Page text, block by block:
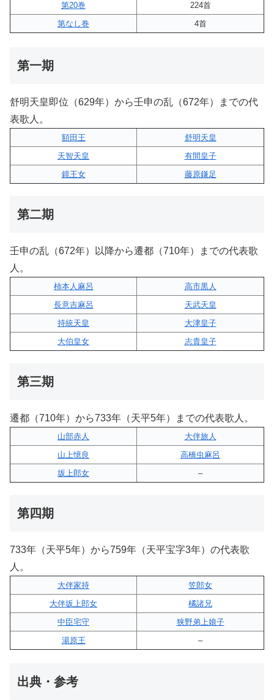
第20巻
224首
第なし巻
4首
第一期
舒明天皇即位（629年）から壬申の乱（672年）までの代
表歌人。
額田王
舒明天皇
天智天皇
有間皇子
鏡王女
藤原鎌足
第二期
壬申の乱（672年）以降から遷都（710年）までの代表歌
人。
柿本人麻呂
高市黒人
長意吉麻呂
天武天皇
持統天皇
大津皇子
大伯皇女
志貴皇子
第三期
遷都（710年）から733年（天平5年）までの代表歌人。
山部赤人
大伴旅人
山上憶良
高橋虫麻呂
坂上郎女
–
第四期
733年（天平5年）から759年（天平宝字3年）の代表歌
人。
大伴家持
笠郎女
大伴坂上郎女
橘諸兄
中臣宅守
狭野弟上娘子
湯原王
–
出典・参考